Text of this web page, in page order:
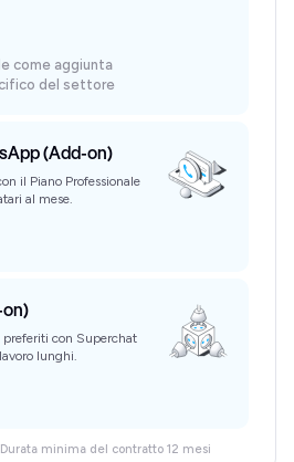
come aggiunta
del settore
(Add-on)
il Piano Professionale
al mese.
on)
con Superchat
lunghi.
minima del contratto 12 mesi